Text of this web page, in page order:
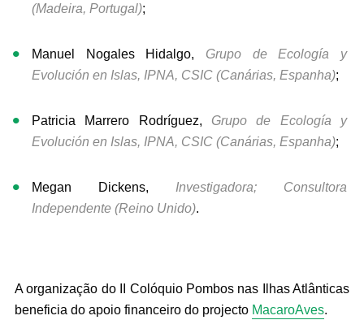
(Madeira, Portugal);
Manuel Nogales Hidalgo, Grupo de Ecología y
Evolución en Islas, IPNA, CSIC (Canárias, Espanha);
Patricia Marrero Rodríguez, Grupo de Ecología y
Evolución en Islas, IPNA, CSIC (Canárias, Espanha);
Megan Dickens, Investigadora; Consultora
Independente (Reino Unido).
A organização do II Colóquio Pombos nas Ilhas Atlânticas
beneficia do apoio financeiro do projecto MacaroAves.